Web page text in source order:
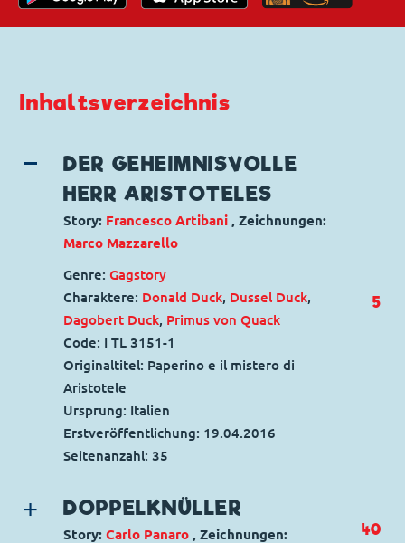
Inhaltsverzeichnis
DER GEHEIMNISVOLLE
HERR ARISTOTELES
Story: Francesco Artibani , Zeichnungen:
Marco Mazzarello
Genre:Gagstory
Charaktere: Donald Duck, Dussel Duck,
Dagobert Duck, Primus von Quack
Code: I TL 3151-1
Originaltitel: Paperino e il mistero di
Aristotele
Ursprung: Italien
Erstveröffentlichung: 19.04.2016
Seitenanzahl: 35
5
DOPPELKNÜLLER
Story:Carlo Panaro , Zeichnungen:
40